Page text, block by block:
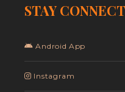
STAY CONNECT
Android App
Instagram